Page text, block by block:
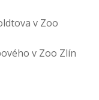
v Zoo
v Zoo Zlín